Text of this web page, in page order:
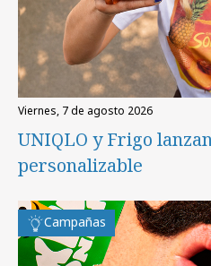
viernes, 7 de agosto 2026
UNIQLO y Frigo
personalizable
Campañas